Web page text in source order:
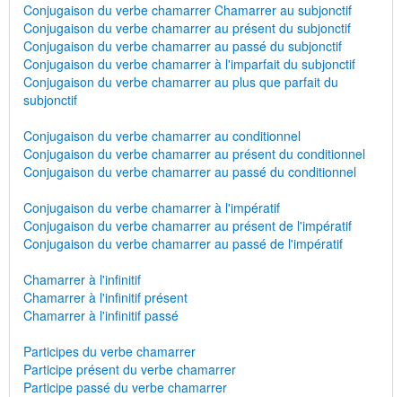
Conjugaison du verbe chamarrer Chamarrer au subjonctif
Conjugaison du verbe chamarrer au présent du subjonctif
Conjugaison du verbe chamarrer au passé du subjonctif
Conjugaison du verbe chamarrer à l'imparfait du subjonctif
Conjugaison du verbe chamarrer au plus que parfait du
subjonctif
Conjugaison du verbe chamarrer au conditionnel
Conjugaison du verbe chamarrer au présent du conditionnel
Conjugaison du verbe chamarrer au passé du conditionnel
Conjugaison du verbe chamarrer à l'impératif
Conjugaison du verbe chamarrer au présent de l'impératif
Conjugaison du verbe chamarrer au passé de l'impératif
Chamarrer à l'infinitif
Chamarrer à l'infinitif présent
Chamarrer à l'infinitif passé
Participes du verbe chamarrer
Participe présent du verbe chamarrer
Participe passé du verbe chamarrer